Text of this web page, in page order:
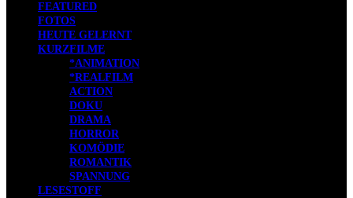
FEATURED
FOTOS
HEUTE GELERNT
KURZFILME
*ANIMATION
*REALFILM
ACTION
DOKU
DRAMA
HORROR
KOMÖDIE
ROMANTIK
SPANNUNG
LESESTOFF